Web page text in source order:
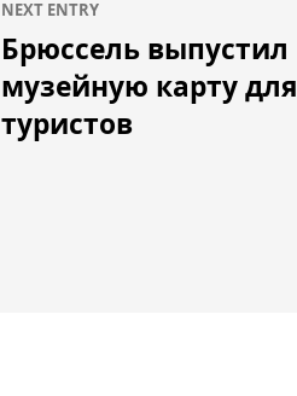
NEXT ENTRY
Брюссель выпустил
музейную карту для
туристов